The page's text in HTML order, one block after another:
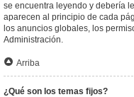
se encuentra leyendo y debería
aparecen al principio de cada
los anuncios globales, los
Administración.
Arriba
¿Qué son los temas fijos?